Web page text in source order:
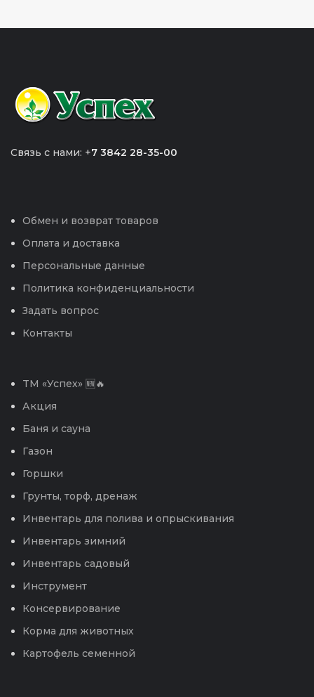
Связь с нами: +7 3842 28-35-00
Обмен и возврат товаров
Оплата и доставка
Персональные данные
Политика конфиденциальности
Задать вопрос
Контакты
TM «Успех» 🆕🔥
Акция
Баня и сауна
Газон
Горшки
Грунты, торф, дренаж
Инвентарь для полива и опрыскивания
Инвентарь зимний
Инвентарь садовый
Инструмент
Консервирование
Корма для животных
Картофель семенной